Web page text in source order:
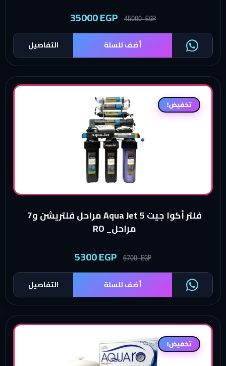
35000EGP
فلتر أكوا جيت Aqua Jet 5 مراحل فلتريشن و7
5300EGP